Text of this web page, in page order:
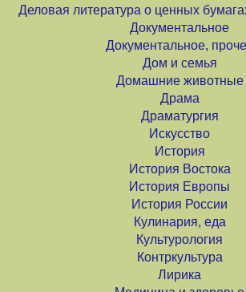
Деловая литература о ценных
Документальное
Документальное,
Дом и семья
Домашние животные
Драма
Драматургия
Искусство
История
История Востока
История Европы
История России
Кулинария, еда
Культурология
Контркультура
Лирика